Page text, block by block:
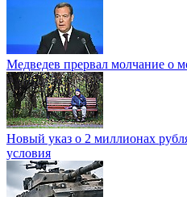
Медведев прервал молчание о
Новый указ о 2 миллионах
условия